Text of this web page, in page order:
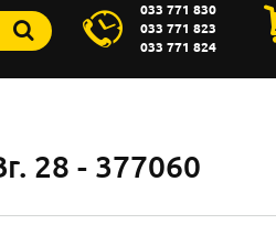
033 771 830
033 771 823
033 771 824
28 - 377060